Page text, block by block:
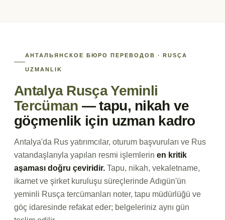
АНТАЛЬЯНСКОЕ БЮРО ПЕРЕВОДОВ · RUSÇA
UZMANLIK
Antalya Rusça Yeminli
Tercüman — tapu, nikah ve
göçmenlik için uzman kadro
Antalya'da Rus yatırımcılar, oturum başvuruları ve Rus
vatandaşlarıyla yapılan resmi işlemlerin en kritik
aşaması doğru çeviridir. Tapu, nikah, vekaletname,
ikamet ve şirket kuruluşu süreçlerinde Adıgün'ün
yeminli Rusça tercümanları noter, tapu müdürlüğü ve
göç idaresinde refakat eder; belgeleriniz aynı gün